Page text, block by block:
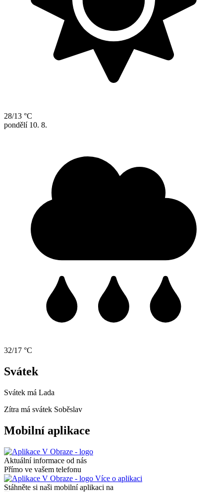
28/13 °C
pondělí 10. 8.
32/17 °C
Svátek
Svátek má Lada
Zítra má svátek Soběslav
Mobilní aplikace
Aktuální informace od nás
Přímo ve vašem telefonu
Více o aplikaci
Stáhněte si naši mobilní aplikaci na